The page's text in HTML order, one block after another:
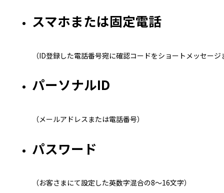
スマホまたは固定電話
（ID登録した電話番号宛に確認コードをショートメッセー
パーソナルID
（メールアドレスまたは電話番号）
パスワード
（お客さまにて設定した英数字混合の8～16文字）